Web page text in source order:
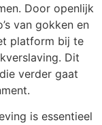
Door openlijk
van gokken en
platform bij te
Dit
verder gaat
is essentieel